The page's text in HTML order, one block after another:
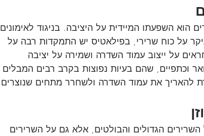
הוא השפעתו המיידית על היציבה. בניגוד לאימונים
על כוח שרירי, בפילאטיס יש התמקדות רבה על
על ייצוב עמוד השדרה ושמירה על יציבה
וכתפיים, שהם בעיות נפוצות בקרב רבים המבלים
להאריך את עמוד השדרה ולשחרר מתחים שנוצרים
הגדולים והבולטים, אלא גם על השרירים